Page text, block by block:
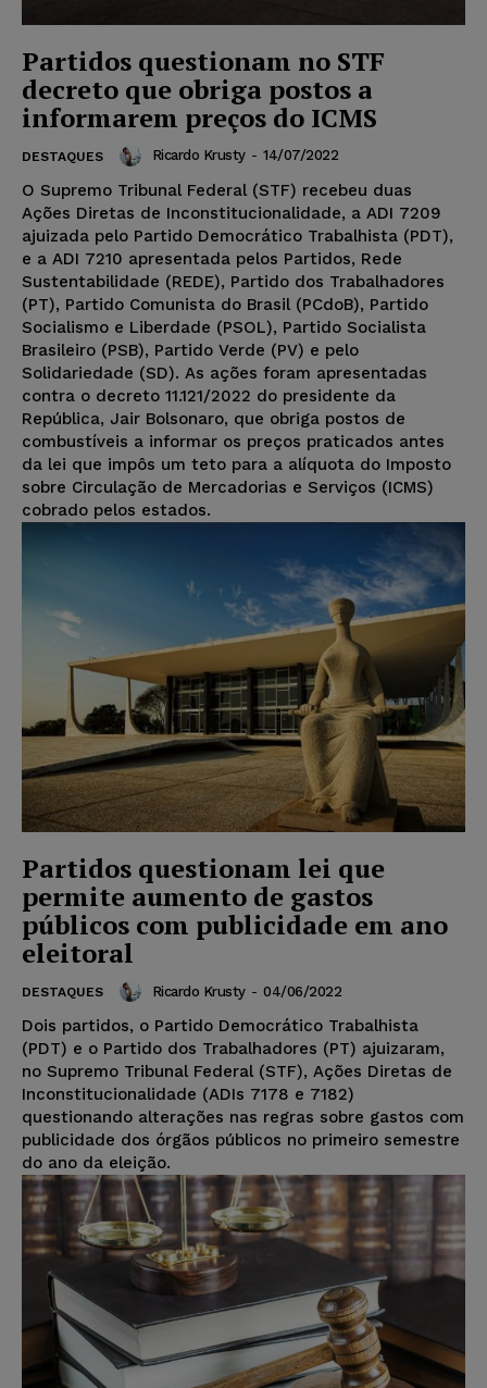
Partidos questionam no STF
decreto que obriga postos a
informarem preços do ICMS
DESTAQUES Ricardo Krusty - 14/07/2022
O Supremo Tribunal Federal (STF) recebeu duas
Ações Diretas de Inconstitucionalidade, a ADI 7209
ajuizada pelo Partido Democrático Trabalhista (PDT),
e a ADI 7210 apresentada pelos Partidos, Rede
Sustentabilidade (REDE), Partido dos Trabalhadores
(PT), Partido Comunista do Brasil (PCdoB), Partido
Socialismo e Liberdade (PSOL), Partido Socialista
Brasileiro (PSB), Partido Verde (PV) e pelo
Solidariedade (SD). As ações foram apresentadas
contra o decreto 11.121/2022 do presidente da
República, Jair Bolsonaro, que obriga postos de
combustíveis a informar os preços praticados antes
da lei que impôs um teto para a alíquota do Imposto
sobre Circulação de Mercadorias e Serviços (ICMS)
cobrado pelos estados.
Partidos questionam lei que
permite aumento de gastos
públicos com publicidade em ano
eleitoral
DESTAQUES Ricardo Krusty - 04/06/2022
Dois partidos, o Partido Democrático Trabalhista
(PDT) e o Partido dos Trabalhadores (PT) ajuizaram,
no Supremo Tribunal Federal (STF), Ações Diretas de
Inconstitucionalidade (ADIs 7178 e 7182)
questionando alterações nas regras sobre gastos com
publicidade dos órgãos públicos no primeiro semestre
do ano da eleição.